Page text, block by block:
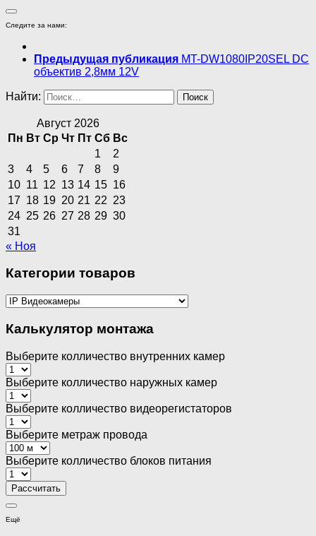
Следите за нами:
Предыдущая публикация MT-DW1080IP20SEL DC
объектив 2,8мм 12V
Найти:
Август 2026
Пн Вт Ср Чт Пт Сб Вс
1
2
3
4 5 6 7 8
9
10 11 12 13 14 15 16
17 18 19 20 21 22 23
24 25 26 27 28 29 30
31
« Ноя
Категории товаров
Калькулятор монтажа
Выберите колличество внутренних камер
Выберите колличество наружных камер
Выберите колличество видеорегистаторов
Выберите метраж провода
Выберите колличество блоков питания
Ещё